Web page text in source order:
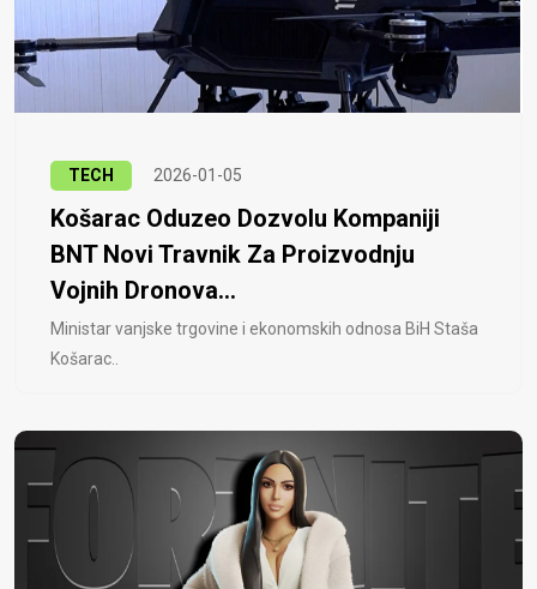
TECH 2026-01-05
Košarac Oduzeo Dozvolu Kompaniji
BNT Novi Travnik Za Proizvodnju
Vojnih Dronova...
Ministar vanjske trgovine i ekonomskih odnosa BiH Staša
Košarac..